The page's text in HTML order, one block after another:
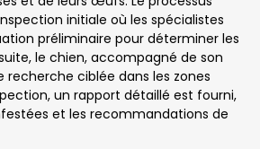
initiale où les spécialistes
préliminaire pour déterminer les
le chien, accompagné de son
ciblée dans les zones
un rapport détaillé est fourni,
et les recommandations de